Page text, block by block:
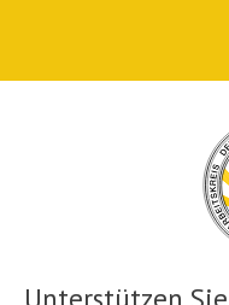
Unterstützen